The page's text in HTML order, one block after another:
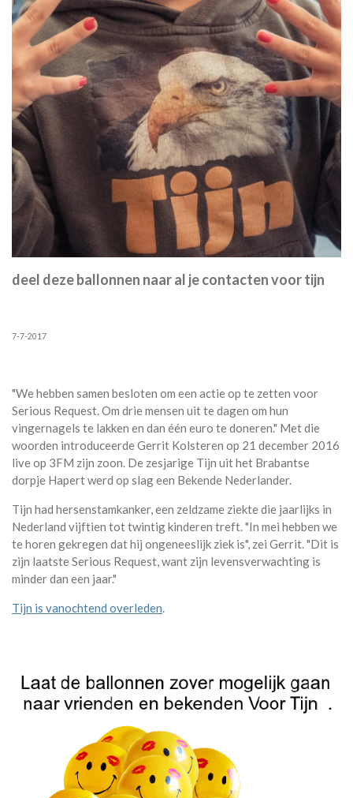
deel deze ballonnen naar al je contacten voor tijn
7-7-2017
"We hebben samen besloten om een actie op te zetten voor
Serious Request. Om drie mensen uit te dagen om hun
vingernagels te lakken en dan één euro te doneren." Met die
woorden introduceerde Gerrit Kolsteren op 21 december 2016
live op 3FM zijn zoon. De zesjarige Tijn uit het Brabantse
dorpje Hapert werd op slag een Bekende Nederlander.
Tijn had hersenstamkanker, een zeldzame ziekte die jaarlijks in
Nederland vijftien tot twintig kinderen treft. "In mei hebben we
te horen gekregen dat hij ongeneeslijk ziek is", zei Gerrit. "Dit is
zijn laatste Serious Request, want zijn levensverwachting is
minder dan een jaar."
Tijn is vanochtend overleden.